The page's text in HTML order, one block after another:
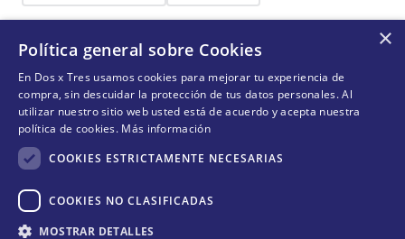
Cantidad
Cargando comentarios…
¡DEJANDO HUELLAS! 🐾
Suscríbete y conoce nuestras acciones, campañas y
QUIERO SUMARME
×
Política general sobre Cookies
En Dos x Tres usamos cookies para mejorar tu experiencia de
compra, sin descuidar la protección de tus datos personales. Al
utilizar nuestro sitio web usted está de acuerdo y acepta nuestra
política de cookies. Más información
COOKIES ESTRICTAMENTE NECESARIAS
COOKIES NO CLASIFICADAS
MOSTRAR DETALLES